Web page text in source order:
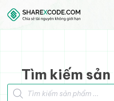
Skip to main content
Skip to footer
Tìm kiếm
Tìm kiếm sản phẩm